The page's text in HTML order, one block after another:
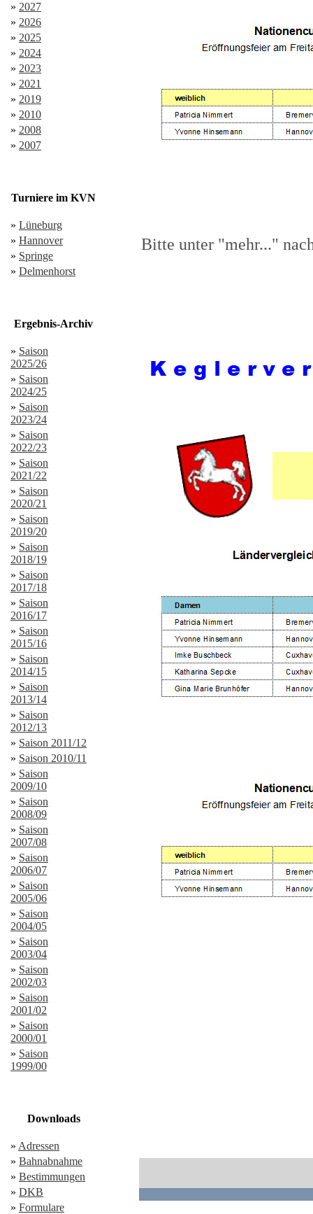
» 2027
» 2026
» 2025
» 2024
» 2023
» 2021
» 2019
» 2010
» 2008
» 2007
Turniere im KVN
» Lüneburg
» Hannover
» Springe
» Delmenhorst
Ergebnis-Archiv
» Saison
2025/26
» Saison
2024/25
» Saison
2023/24
» Saison
2022/23
» Saison
2021/22
» Saison
2020/21
» Saison
2019/20
» Saison
2018/19
» Saison
2017/18
» Saison
2016/17
» Saison
2015/16
» Saison
2014/15
» Saison
2013/14
» Saison
2012/13
» Saison 2011/12
» Saison 2010/11
» Saison
2009/10
» Saison
2008/09
» Saison
2007/08
» Saison
2006/07
» Saison
2005/06
» Saison
2004/05
» Saison
2003/04
» Saison
2002/03
» Saison
2001/02
» Saison
2000/01
» Saison
1999/00
Downloads
» Adressen
» Bahnabnahme
» Bestimmungen
» DKB
» Formulare
Bitte unter "mehr..."